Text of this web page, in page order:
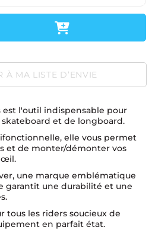
À MA LISTE D’ENVIE
est l'outil indispensable pour
et de longboard.
elle vous permet
et de monter/démonter vos
une marque emblématique
garantit une durabilité et une
tous les riders soucieux de
en parfait état.